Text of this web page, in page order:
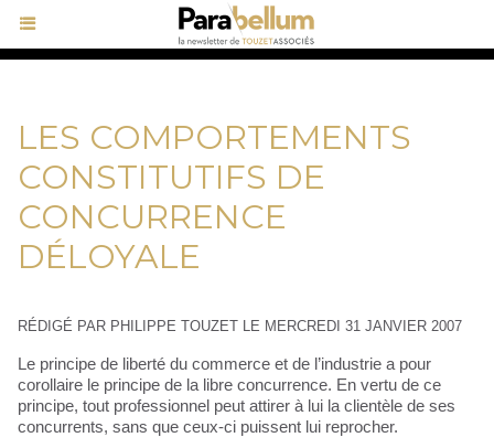
LES COMPORTEMENTS
CONSTITUTIFS DE
CONCURRENCE
DÉLOYALE
RÉDIGÉ PAR PHILIPPE TOUZET LE MERCREDI 31 JANVIER 2007
Le principe de liberté du commerce et de l’industrie a pour
corollaire le principe de la libre concurrence. En vertu de ce
principe, tout professionnel peut attirer à lui la clientèle de ses
concurrents, sans que ceux-ci puissent lui reprocher.